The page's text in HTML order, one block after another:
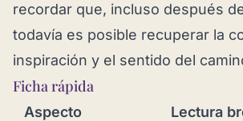
recordar que, incluso después
todavía es posible recuperar la
inspiración y el sentido del
Ficha rápida
Aspecto
Lectura